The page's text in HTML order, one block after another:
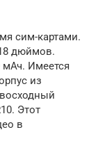
сим-картами.
дюймов.
мАч. Имеется
из
Этот
в